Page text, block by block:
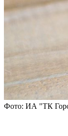
Фото: ИА "ТК